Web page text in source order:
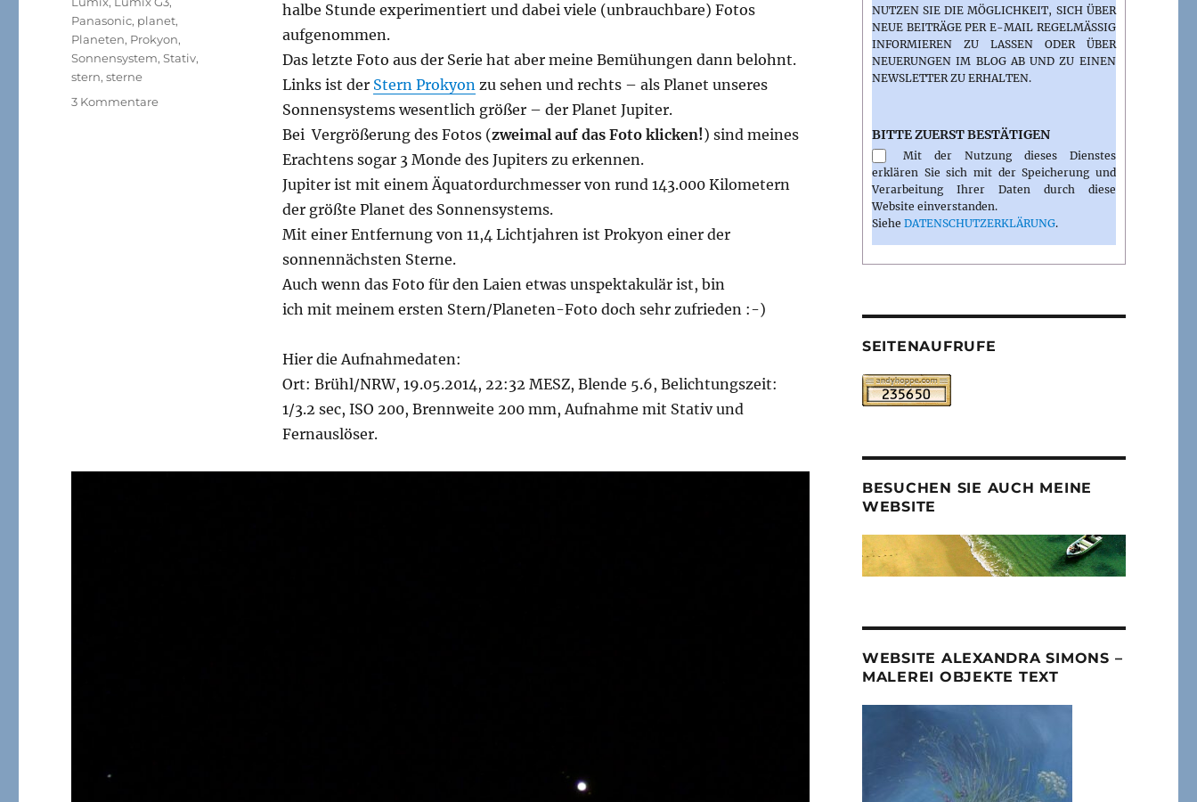
halbe Stunde experimentiert und dabei viele (unbrauchbare) Fotos
aufgenommen.
Das letzte Foto aus der Serie hat aber meine Bemühungen dann belohnt.
Links ist der Stern Prokyon zu sehen und rechts – als Planet unseres
Sonnensystems wesentlich größer – der Planet Jupiter.
Bei Vergrößerung des Fotos (zweimal auf das Foto klicken!) sind meines
Erachtens sogar 3 Monde des Jupiters zu erkennen.
Jupiter ist mit einem Äquatordurchmesser von rund 143.000 Kilometern
der größte Planet des Sonnensystems.
Mit einer Entfernung von 11,4 Lichtjahren ist Prokyon einer der
sonnennächsten Sterne.
Auch wenn das Foto für den Laien etwas unspektakulär ist, bin
ich mit meinem ersten Stern/Planeten-Foto doch sehr zufrieden :-)
Hier die Aufnahmedaten:
Ort: Brühl/NRW, 19.05.2014, 22:32 MESZ, Blende 5.6, Belichtungszeit:
1/3.2 sec, ISO 200, Brennweite 200 mm, Aufnahme mit Stativ und
Fernauslöser.
Panasonic, planet,
Planeten, Prokyon,
Sonnensystem,Stativ,
stern,sterne
3 Kommentarezu
NUTZEN SIE DIE MÖGLICHKEIT, SICH ÜBER
NEUE BEITRÄGE PER E-MAIL REGELMÄSSIG I
NFORMIEREN ZU LASSEN ODER ÜBER N
EUERUNGEN IM BLOG AB UND ZU EINEN N
EWSLETTER ZU ERHALTEN.
BITTE ZUERST BESTÄTIGEN
Mit der Nutzung dieses Dienstes
erklären Sie sich mit der Speicherung und
Verarbeitung Ihrer Daten durch diese
Website einverstanden.
Siehe DATENSCHUTZERKLÄRUNG.
SEITENAUFRUFE
BESUCHEN SIE AUCH MEINE
WEBSITE
WEBSITE ALEXANDRA SIMONS –
MALEREI OBJEKTE TEXT